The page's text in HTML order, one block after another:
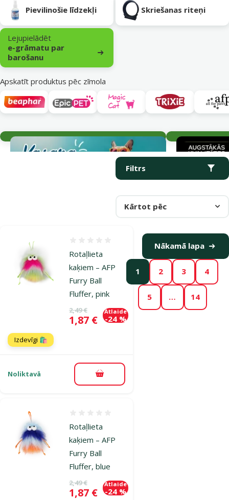
Pievilinošie līdzekļi Skriešanas riteņi
Lejupielādēt
e-grāmatu par
barošanu
Apskatīt produktus pēc zīmola
Parametriskais filtrs
Filtrs
Atlasītie filtri
Kārtot pēc
Produkti kategorijā Rotaļlietas, kāpnes un tuneļi kaķiem
Rotaļlieta
kaķiem – AFP
Furry Ball
Fluffer, pink
Oriģinālā cena
2,49 €
Cena
1,87 €
Atlaide
-24 %
Izdevīgi 🛍️
Noliktavā Pievienot grozam
Rotaļlieta
kaķiem – AFP
Furry Ball
Fluffer, blue
Oriģinālā cena
2,49 €
Cena
1,87 €
Atlaide
-24 %
1 2 3 4
5 … 14
Nākamā lapa